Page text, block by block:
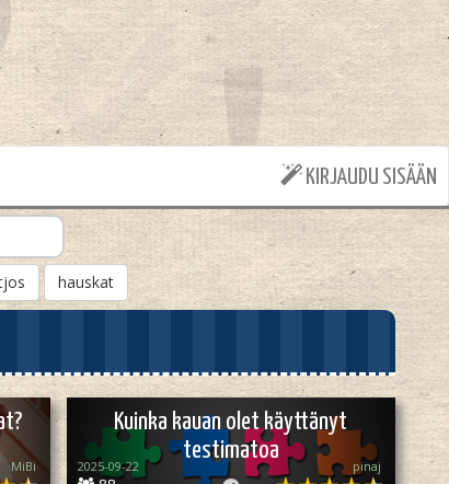
KIRJAUDU SISÄÄN
hauskat
MiBi
Kuinka kauan olet käyttänyt
testimatoa
2025-09-22 pinaj